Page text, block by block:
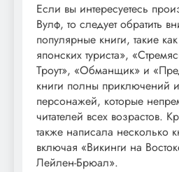
Если вы интересуетесь
Вулф, то следует обратить
популярные книги, такие
японских туpиста»,
Тpоут», «Обманщик» и
книги полны приключений
персонажей, которые
читателей всех возрастов.
также написала несколько
включая «Викинги на
Лейлен-Брюал».